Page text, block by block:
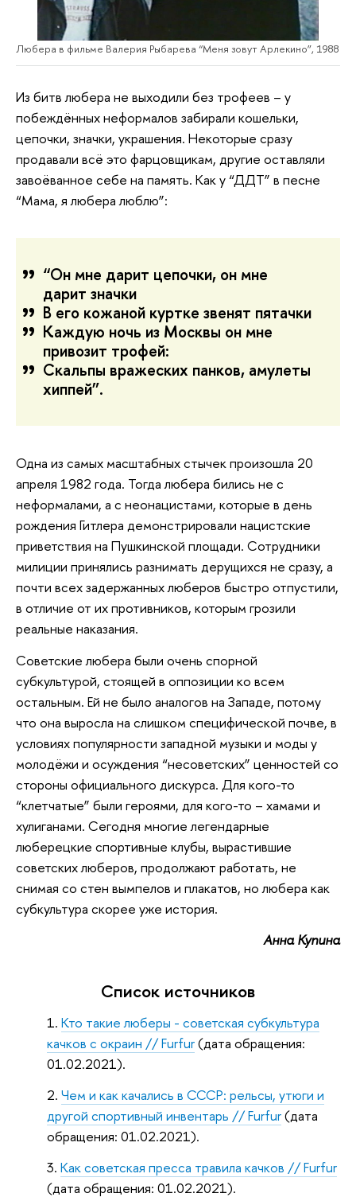
Любера в фильме Валерия Рыбарева “Меня зовут Арлекино”, 1988
Из битв любера не выходили без трофеев – у
побеждённых неформалов забирали кошельки,
цепочки, значки, украшения. Некоторые сразу
продавали всё это фарцовщикам, другие оставляли
завоёванное себе на память. Как у “ДДТ” в песне
“Мама, я любера люблю”:
“Он мне дарит цепочки, он мне
дарит значки
В его кожаной куртке звенят пятачки
Каждую ночь из Москвы он мне
привозит трофей:
Скальпы вражеских панков, амулеты
хиппей”.
Одна из самых масштабных стычек произошла 20
апреля 1982 года. Тогда любера бились не с
неформалами, а с неонацистами, которые в день
рождения Гитлера демонстрировали нацистские
приветствия на Пушкинской площади. Сотрудники
милиции принялись разнимать дерущихся не сразу, а
почти всех задержанных люберов быстро отпустили,
в отличие от их противников, которым грозили
реальные наказания.
Советские любера были очень спорной
субкультурой, стоящей в оппозиции ко всем
остальным. Ей не было аналогов на Западе, потому
что она выросла на слишком специфической почве, в
условиях популярности западной музыки и моды у
молодёжи и осуждения “несоветских” ценностей со
стороны официального дискурса. Для кого-то
“клетчатые” были героями, для кого-то – хамами и
хулиганами. Сегодня многие легендарные
люберецкие спортивные клубы, вырастившие
советских люберов, продолжают работать, не
снимая со стен вымпелов и плакатов, но любера как
субкультура скорее уже история.
Анна Купина
Список источников
Кто такие люберы - советская субкультура
качков с окраин // Furfur(дата обращения:
01.02.2021).
Чем и как качались в СССР: рельсы, утюги и
другой спортивный инвентарь // Furfur(дата
обращения: 01.02.2021).
Как советская пресса травила качков // Furfur
(дата обращения: 01.02.2021).